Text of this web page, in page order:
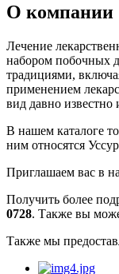
О компании
Лечение
набором побочных
традициями,
применением
вид давно известно
В нашем каталоге
ним относятся
Приглашаем вас в
Получить более
0728. Также вы
Также мы